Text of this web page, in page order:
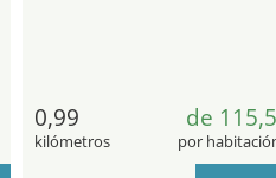
0,99
kilómetros
de
por